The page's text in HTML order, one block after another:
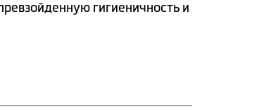
гигиеничность и